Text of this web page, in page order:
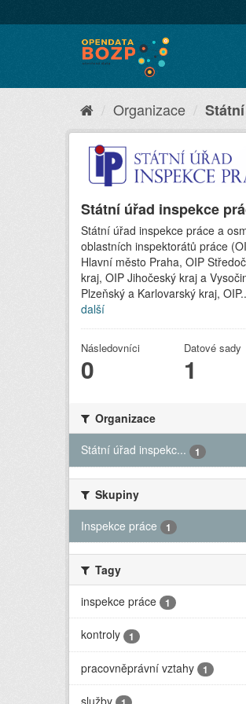
Organizace
Státní úřad inspekce
Státní úřad inspekce práce a
oblastních inspektorátů práce
Hlavní město Praha, OIP
kraj, OIP Jihočeský kraj a
Plzeňský a Karlovarský kraj,
další
Následovníci
0
Datové sady
1
Organizace
Státní úřad inspekc...
1
Skupiny
Inspekce práce
1
Tagy
inspekce práce
1
kontroly 1
pracovněprávní vztahy 1
služby